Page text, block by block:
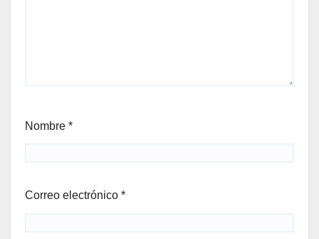
Nombre *
Correo electrónico *